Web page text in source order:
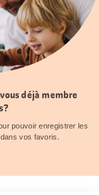
déjà membre
pouvoir enregistrer les
vos favoris.